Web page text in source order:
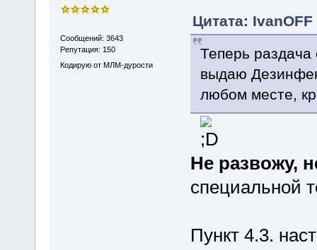
Сообщений: 3643
Репутация: 150
Кодирую от МЛМ-дурости
Цитата:
Теперь
выдаю
любом месте,
Не развожу,
специальной
Пункт 4.3.